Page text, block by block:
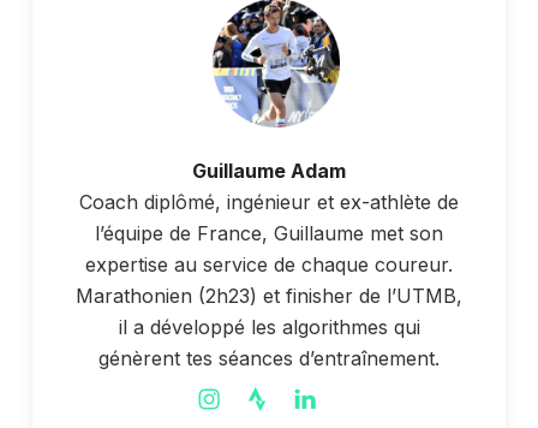
Guillaume Adam
Coach diplômé, ingénieur et ex-athlète de
l’équipe de France, Guillaume met son
expertise au service de chaque coureur.
Marathonien (2h23) et finisher de l’UTMB,
il a développé les algorithmes qui
génèrent tes séances d’entraînement.